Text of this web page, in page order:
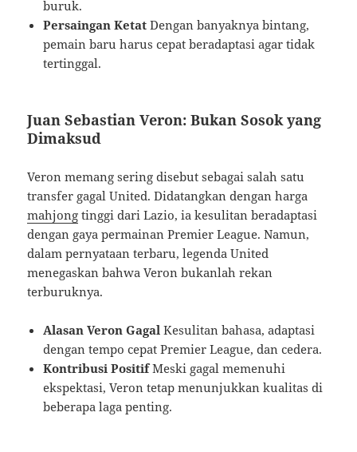
buruk.
Persaingan Ketat Dengan banyaknya bintang,
pemain baru harus cepat beradaptasi agar tidak
tertinggal.
Juan Sebastian Veron: Bukan Sosok yang
Dimaksud
Veron memang sering disebut sebagai salah satu
transfer gagal United. Didatangkan dengan harga
mahjong tinggi dari Lazio, ia kesulitan beradaptasi
dengan gaya permainan Premier League. Namun,
dalam pernyataan terbaru, legenda United
menegaskan bahwa Veron bukanlah rekan
terburuknya.
Alasan Veron Gagal Kesulitan bahasa, adaptasi
dengan tempo cepat Premier League, dan cedera.
Kontribusi PositifMeski gagal memenuhi
ekspektasi, Veron tetap menunjukkan kualitas di
beberapa laga penting.